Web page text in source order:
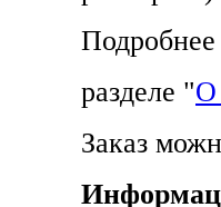
Подробнее
разделе "О
Заказ